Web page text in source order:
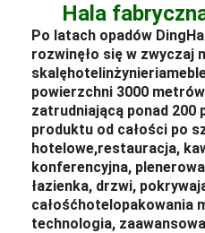
Hala
Po latach opadów
rozwinęło się w zwyczaj
skalęhotel inżynieria
powierzchni 3000
zatrudniającą ponad 200
produktu od całości po
hotelowe,restauracja,
konferencyjna,
łazienka, drzwi,
całośćhotel opakowania
technologia,